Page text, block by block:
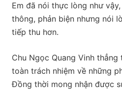
Em đã nói thực lòng như
thông, phản biện nhưng nói
tiếp thu hơn.
Chu Ngọc Quang Vinh thẳng
toàn trách nhiệm về những
Đồng thời mong nhận được